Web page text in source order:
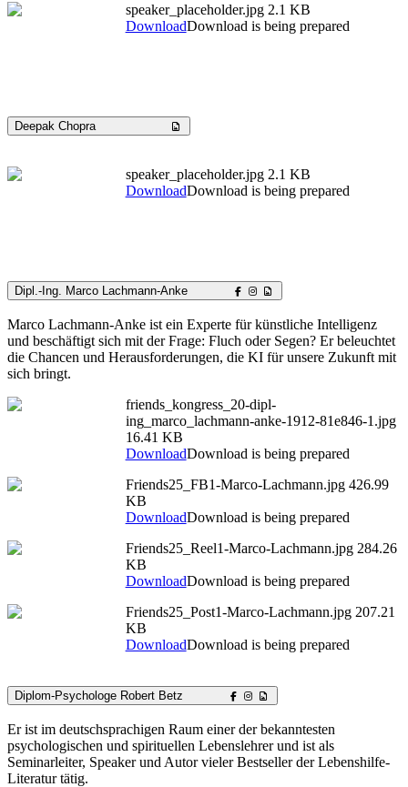
speaker_placeholder.jpg 2.1 KB
DownloadDownload is being prepared
Deepak Chopra
speaker_placeholder.jpg 2.1 KB
DownloadDownload is being prepared
Dipl.-Ing. Marco Lachmann-Anke
Marco Lachmann-Anke ist ein Experte für künstliche Intelligenz
und beschäftigt sich mit der Frage: Fluch oder Segen? Er beleuchtet
die Chancen und Herausforderungen, die KI für unsere Zukunft mit
sich bringt.
friends_kongress_20-dipl-
ing_marco_lachmann-anke-1912-81e846-1.jpg
16.41 KB
DownloadDownload is being prepared
Friends25_FB1-Marco-Lachmann.jpg 426.99
KB
DownloadDownload is being prepared
Friends25_Reel1-Marco-Lachmann.jpg 284.26
KB
DownloadDownload is being prepared
Friends25_Post1-Marco-Lachmann.jpg 207.21
KB
DownloadDownload is being prepared
Diplom-Psychologe Robert Betz
Er ist im deutschsprachigen Raum einer der bekanntesten
psychologischen und spirituellen Lebenslehrer und ist als
Seminarleiter, Speaker und Autor vieler Bestseller der Lebenshilfe-
Literatur tätig.